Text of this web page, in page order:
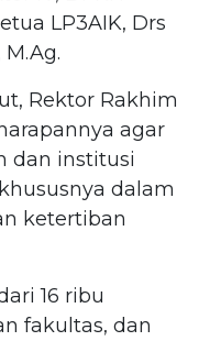
LP3AIK, Drs
Rektor Rakhim
agar
dan institusi
dalam
ketertiban
16 ribu
fakultas, dan